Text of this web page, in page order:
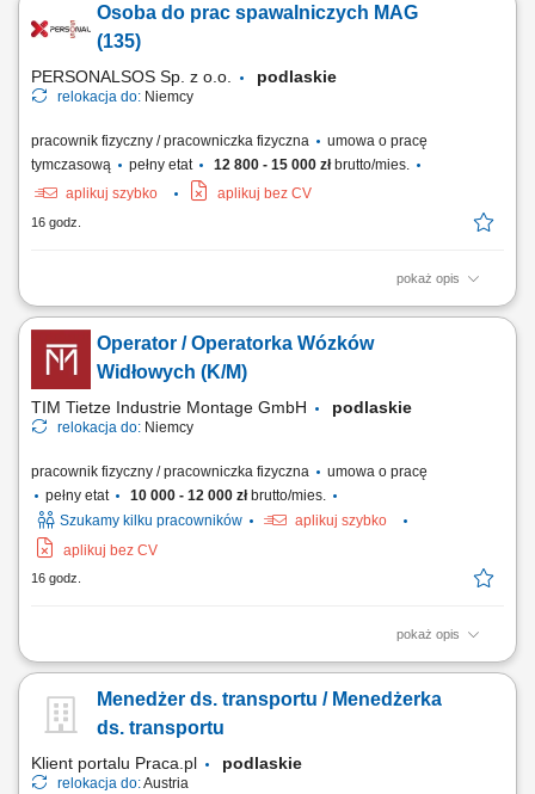
betoniarskich zgodnie z dokumentacją i wytycznymi. Pomoc przy
przygotowaniu szalunków i zbrojeń. Dbanie o jakość wykonywanej
Osoba do prac spawalniczych MAG
(135)
PERSONALSOS Sp. z o.o. podlaskie
relokacja do: Niemcy
pracownik fizyczny / pracowniczka fizyczna
umowa o pracę
tymczasową
pełny etat 12 800 - 15 000 złbrutto/mies.
aplikuj szybko
aplikuj bez CV
16 godz.
pokaż opis
Opis stanowiska: Prowadzenie prac spawalniczych metodą 135 z
dbałością o zachowanie wymogów norm jakościowych. Samodzielne
odczytywanie rzutów oraz specyfikacji z rysunków technicznych przed
przystąpieniem do łączenia elementów. Weryfikowanie ciągłości oraz
szczelności spoin po...
Operator / Operatorka Wózków
Widłowych (K/M)
TIM Tietze Industrie Montage GmbH podlaskie
relokacja do: Niemcy
pracownik fizyczny / pracowniczka fizyczna
umowa o pracę
pełny etat
10 000 - 12 000 złbrutto/mies.
Szukamy kilku pracowników
aplikuj szybko
aplikuj bez CV
16 godz.
pokaż opis
Opis stanowiska: Prowadzenie prac przeładunkowych oraz
czołowymi. Bezpieczny transport wewnętrzny, rozładunek dostaw oraz
lokowanie gabarytowych komponentów produkcyjnych w strefach
Menedżer ds. transportu / Menedżerka
ds. transportu
Klient portalu Praca.pl podlaskie
relokacja do:Austria